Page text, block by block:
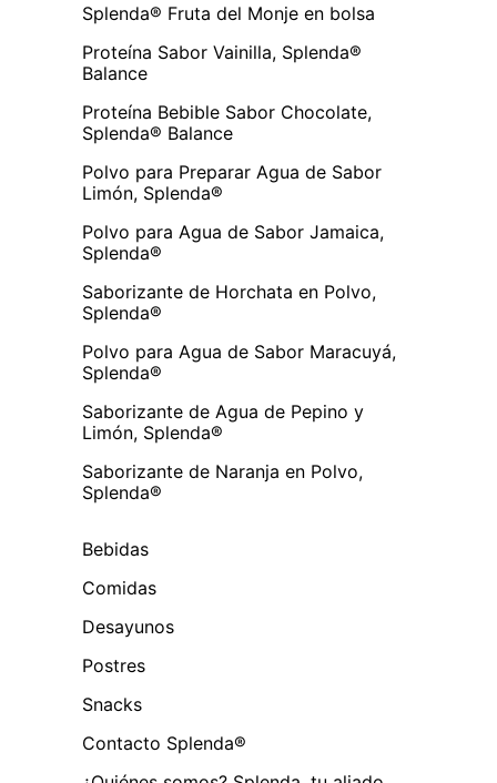
Splenda® Fruta del Monje en bolsa
Proteína Sabor Vainilla, Splenda®
Balance
Proteína Bebible Sabor Chocolate,
Splenda® Balance
Polvo para Preparar Agua de Sabor
Limón, Splenda®
Polvo para Agua de Sabor Jamaica,
Splenda®
Saborizante de Horchata en Polvo,
Splenda®
Polvo para Agua de Sabor Maracuyá,
Splenda®
Saborizante de Agua de Pepino y
Limón, Splenda®
Saborizante de Naranja en Polvo,
Splenda®
Bebidas
Comidas
Desayunos
Postres
Snacks
Contacto Splenda®